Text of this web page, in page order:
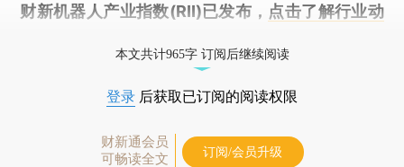
财新机器人产业指数(RII)已发布， 点击了解行业动
本文共计965字 订阅后继续阅读
登录 后获取已订阅的阅读权限
财新通会员
可畅读全文
订阅/会员升级